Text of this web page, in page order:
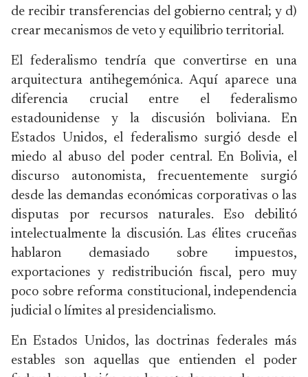
de recibir transferencias del gobierno central; y d)
crear mecanismos de veto y equilibrio territorial.
El federalismo tendría que convertirse en una
arquitectura antihegemónica. Aquí aparece una
diferencia crucial entre el federalismo
estadounidense y la discusión boliviana. En
Estados Unidos, el federalismo surgió desde el
miedo al abuso del poder central. En Bolivia, el
discurso autonomista, frecuentemente surgió
desde las demandas económicas corporativas o las
disputas por recursos naturales. Eso debilitó
intelectualmente la discusión. Las élites cruceñas
hablaron demasiado sobre impuestos,
exportaciones y redistribución fiscal, pero muy
poco sobre reforma constitucional, independencia
judicial o límites al presidencialismo.
En Estados Unidos, las doctrinas federales más
estables son aquellas que entienden el poder